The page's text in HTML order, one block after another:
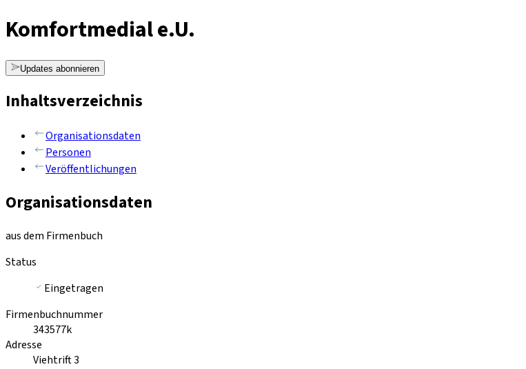
Komfortmedial e.U.
Updates abonnieren
Inhaltsverzeichnis
Organisationsdaten
Personen
Veröffentlichungen
Organisationsdaten
aus dem Firmenbuch
Status
Eingetragen
Firmenbuchnummer
343577k
Adresse
Viehtrift 3